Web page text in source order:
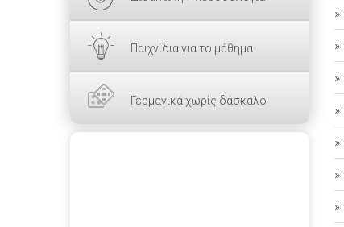
Παιχνίδια για το μάθημα
Γερμανικά χωρίς δάσκαλο